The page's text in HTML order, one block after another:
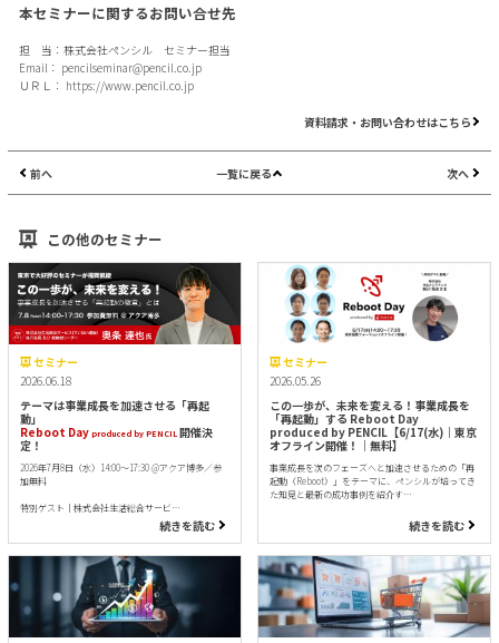
本セミナーに関するお問い合せ先
担 当：株式会社ペンシル セミナー担当
Email： pencilseminar@pencil.co.jp
ＵＲＬ： https://www.pencil.co.jp
資料請求・お問い合わせはこちら
前へ 一覧に戻る 次へ
この他のセミナー
セミナー
2026.06.18
テーマは事業成長を加速させる「再起
動」
Reboot Dayproduced by PENCIL 開催決
定！
2026年7月8日（水）14:00～17:30 @アクア博多／参
加無料
特別ゲスト｜株式会社生活総合サービ…
続きを読む
セミナー
2026.05.26
この一歩が、未来を変える！事業成長を
「再起動」する Reboot Day
produced by PENCIL【6/17(水)｜東京
オフライン開催！｜無料】
事業成長を次のフェーズへと加速させるための「再
起動（Reboot）」をテーマに、ペンシルが培ってき
た知見と最新の成功事例を紹介す…
続きを読む